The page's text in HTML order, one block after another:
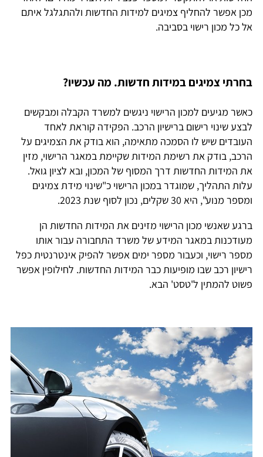
מכן אפשר להחליף צמיגים למידות החדשות ולהתגלגל איתם
אל כל מכון רישוי בסביבה.
בחרתי צמיגים במידות חדשות. מה עכשיו?
כאשר מגיעים למכון הרישוי ניגשים למשרד הקבלה ומבקשים
לבצע שינוי רישום ברישיון הרכב. הפקידה קוראת לאחד
העובדים שיש לו הסמכה מתאימה, הוא בודק את הצמיגים על
הרכב, בודק את רשימת המידות שקיימת במאגר הרישוי, מזין
את המידות החדשות דרך המסוף של המכון, ובא לציון גואל.
עלות התהליך, שמוגדר במכון הרישוי כ"שינוי מידת צמיגים
ומספר מנוע", היא 30 שקלים, נכון לסוף שנת 2023.
ברגע שאנשי מכון הרישוי מזינים את המידות החדשות הן
מעודכנות במאגר המידע של משרד התחבורה עבור אותו
מספר רישוי, וכעבור מספר ימים אפשר להפיק אינטרנטית כפל
רישיון רכב שבו מופיעות כבר המידות החדשות. לחילופין אפשר
פשוט להמתין ל'טסט' הבא.